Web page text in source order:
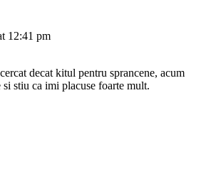
12:41 pm
decat kitul pentru sprancene, acum
stiu ca imi placuse foarte mult.